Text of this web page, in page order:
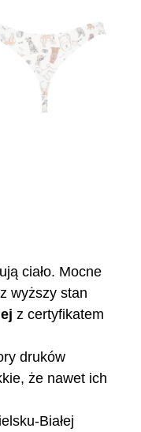
ciało. Mocne
wyższy stan
z certyfikatem
druków
że nawet ich
Białej